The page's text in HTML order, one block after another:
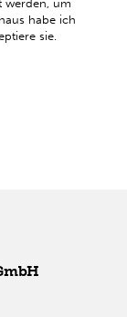
werden, um
habe ich
sie.